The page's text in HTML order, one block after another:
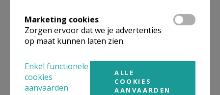
Beroepsvereniging Zorgpastores
Marketing cookies
Zorgen ervoor dat we je advertenties
op maat kunnen laten zien.
Enkel functionele
cookies
aanvaarden
ALLE
COOKIES
AANVAARDEN